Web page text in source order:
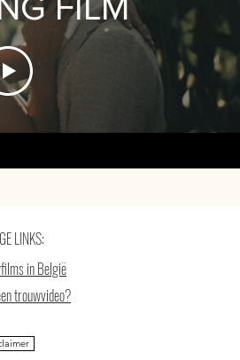
LINKS:
in België
trouwvideo?